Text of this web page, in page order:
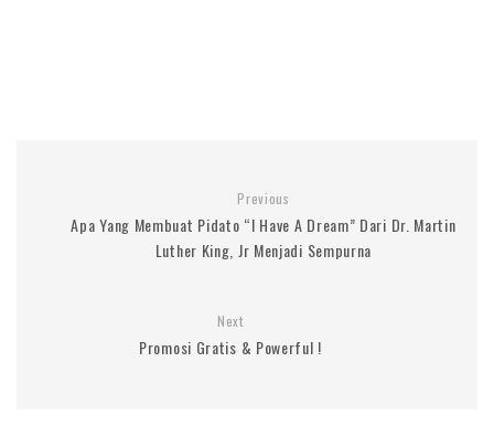
Previous
Apa Yang Membuat Pidato “I Have A Dream” Dari Dr. Martin
Luther King, Jr Menjadi Sempurna
Next
Promosi Gratis & Powerful !